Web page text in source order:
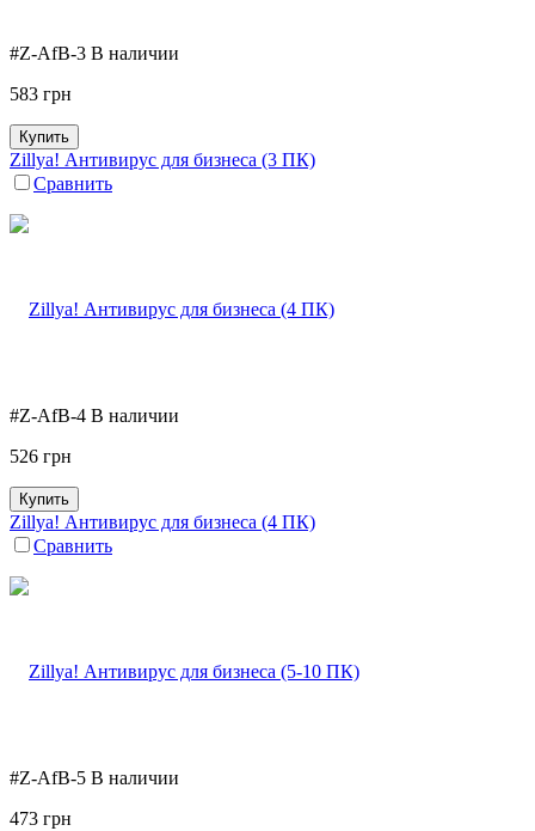
#Z-AfB-3 В наличии
583 грн
Купить
Zillya! Антивирус для бизнеса (3 ПК)
Сравнить
#Z-AfB-4 В наличии
526 грн
Купить
Zillya! Антивирус для бизнеса (4 ПК)
Сравнить
#Z-AfB-5 В наличии
473 грн